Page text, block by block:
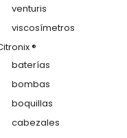
venturis
viscosímetros
®
baterías
bombas
boquillas
cabezales